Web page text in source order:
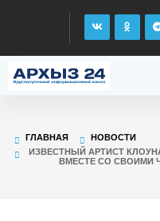
ГЛАВНАЯ
НОВОСТИ
ИЗВЕСТНЫЙ АРТИСТ
ВМЕСТЕ СО СВОИМИ